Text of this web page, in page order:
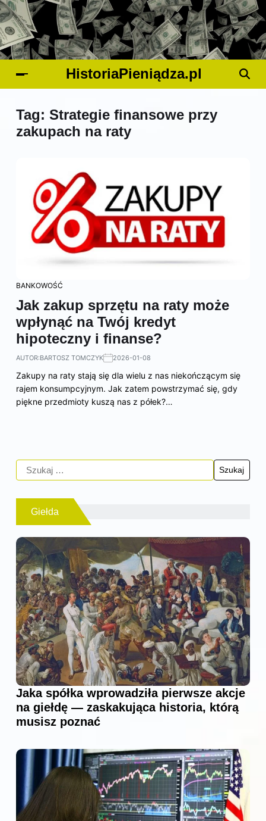
HistoriaPieniądza.pl
Tag: Strategie finansowe przy
zakupach na raty
BANKOWOŚĆ
Jak zakup sprzętu na raty może
wpłynąć na Twój kredyt
hipoteczny i finanse?
AUTOR:BARTOSZ TOMCZYK 2026-01-08
Zakupy na raty stają się dla wielu z nas niekończącym się
rajem konsumpcyjnym. Jak zatem powstrzymać się, gdy
piękne przedmioty kuszą nas z półek?…
Giełda
Jaka spółka wprowadziła pierwsze akcje
na giełdę — zaskakująca historia, którą
musisz poznać